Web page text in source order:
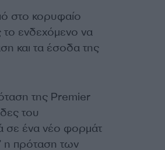
στο κορυφαίο
ενδεχόμενο να
και τα έσοδα της
της Premier
του
σε ένα νέο φορμάτ
η πρόταση των